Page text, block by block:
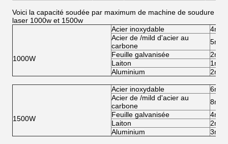
Voici la capacité soudée par maximum de machine de soudure
laser 1000w et 1500w
1000W
Acier inoxydable
4mm
Acier de /mild d'acier au
carbone
5mm
Feuille galvanisée
2mm
Laiton
1mm
Aluminium
2mm
1500W
Acier inoxydable
6mm
Acier de /mild d'acier au
carbone
8mm
Feuille galvanisée
4mm
Laiton
2mm
Aluminium
3mm